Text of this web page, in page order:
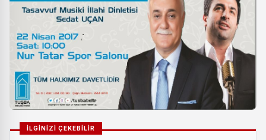
İLGİNİZİ ÇEKEBİLİR